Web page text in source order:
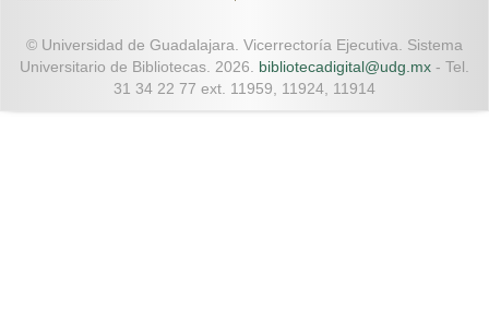
© Universidad de Guadalajara. Vicerrectoría Ejecutiva. Sistema
Universitario de Bibliotecas. 2026. bibliotecadigital@udg.mx - Tel.
31 34 22 77 ext. 11959, 11924, 11914